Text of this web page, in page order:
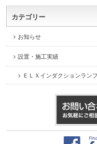
カテゴリー
お知らせ
設置・施工実績
ＥＬＸインダクションラン